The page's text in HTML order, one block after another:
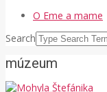
O Eme a mame
Search
múzeum